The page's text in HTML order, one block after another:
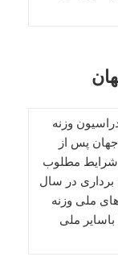
وزنه
جهان پس از
با شرایط مطلوب
برداری در سال
تیم های ملی وزنه
ملی